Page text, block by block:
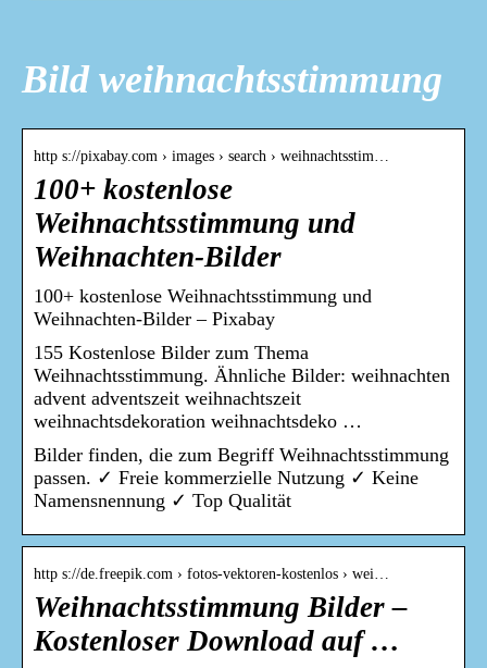
Bild weihnachtsstimmung
http s://pixabay.com › images › search › weihnachtsstim…
100+ kostenlose
Weihnachtsstimmung und
Weihnachten-Bilder
100+ kostenlose Weihnachtsstimmung und
Weihnachten-Bilder – Pixabay
155 Kostenlose Bilder zum Thema
Weihnachtsstimmung. Ähnliche Bilder: weihnachten
advent adventszeit weihnachtszeit
weihnachtsdekoration weihnachtsdeko …
Bilder finden, die zum Begriff Weihnachtsstimmung
passen. ✓ Freie kommerzielle Nutzung ✓ Keine
Namensnennung ✓ Top Qualität
http s://de.freepik.com › fotos-vektoren-kostenlos › wei…
Weihnachtsstimmung Bilder –
Kostenloser Download auf …